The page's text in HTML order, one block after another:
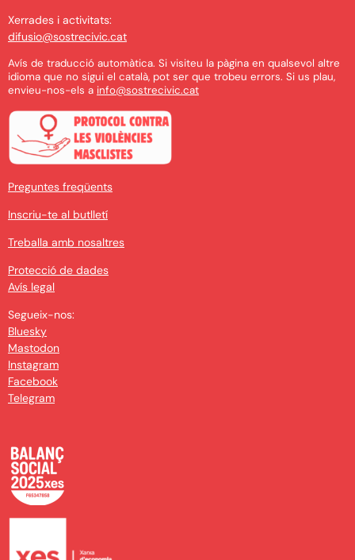
Xerrades i activitats:
difusio@sostrecivic.cat
Avís de traducció automàtica. Si visiteu la pàgina en qualsevol altre
idioma que no sigui el català, pot ser que trobeu errors. Si us plau,
envieu-nos-els a info@sostrecivic.cat
Preguntes freqüents
Inscriu-te al butlletí
Treballa amb nosaltres
Protecció de dades
Avís legal
Segueix-nos:
Bluesky
Mastodon
Instagram
Facebook
Telegram